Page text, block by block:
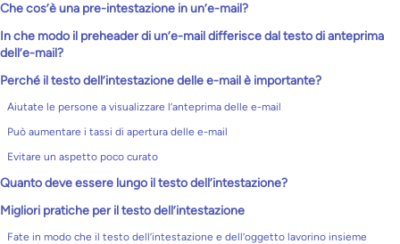
Che cos’è una pre-intestazione in un’e-mail?
In che modo il preheader di un’e-mail differisce dal testo di anteprima
dell’e-mail?
Perché il testo dell’intestazione delle e-mail è importante?
Aiutate le persone a visualizzare l’anteprima delle e-mail
Può aumentare i tassi di apertura delle e-mail
Evitare un aspetto poco curato
Quanto deve essere lungo il testo dell’intestazione?
Migliori pratiche per il testo dell’intestazione
Fate in modo che il testo dell’intestazione e dell’oggetto lavorino insieme